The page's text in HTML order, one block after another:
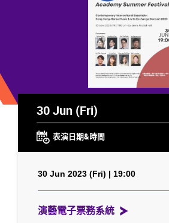
30 Jun (Fri)
表演日期&時間
30 Jun 2023 (Fri) | 19:00
演藝電子票務系統